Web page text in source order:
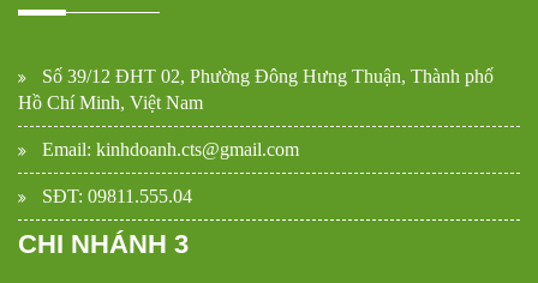
Số 39/12 ĐHT 02, Phường Đông Hưng Thuận, Thành phố
Hồ Chí Minh, Việt Nam
Email: kinhdoanh.cts@gmail.com
SĐT: 09811.555.04
CHI NHÁNH 3